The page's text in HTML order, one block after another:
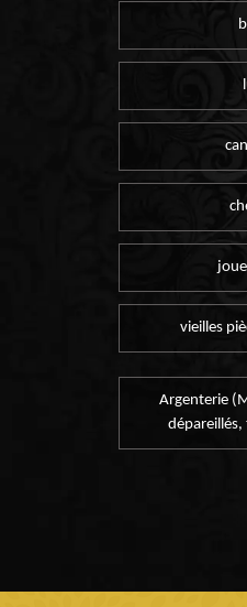
vieilles
Argenterie